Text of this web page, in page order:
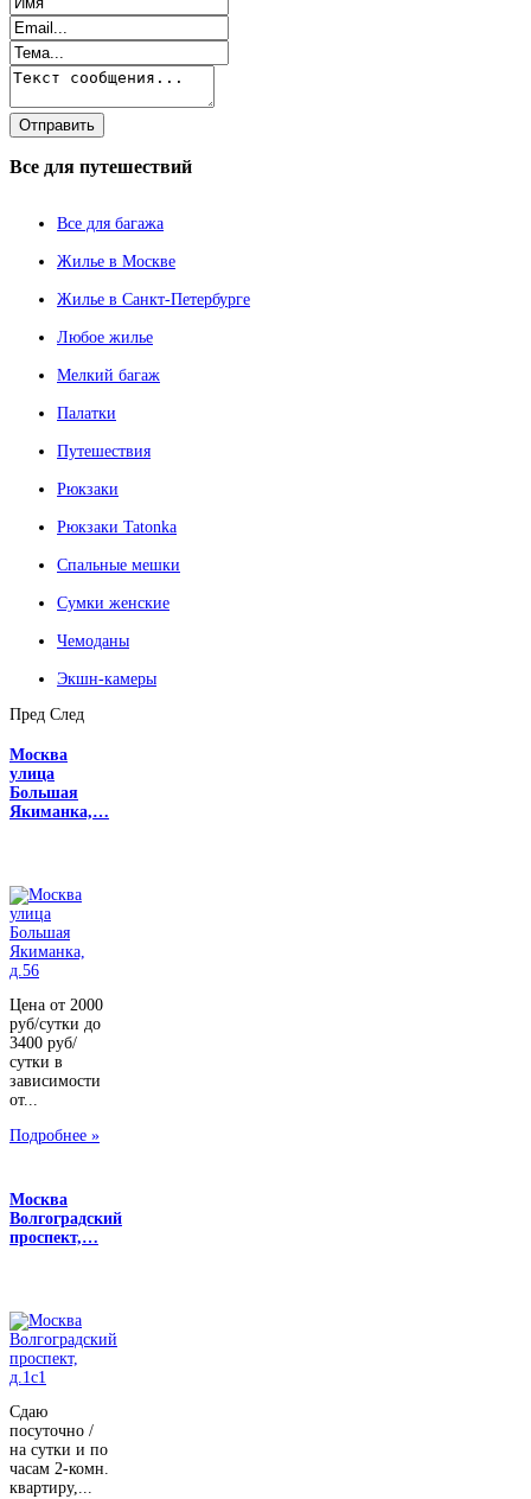
Все для путешествий
Все для багажа
Жилье в Москве
Жилье в Санкт-Петербурге
Любое жилье
Мелкий багаж
Палатки
Путешествия
Рюкзаки
Рюкзаки Tatonka
Спальные мешки
Сумки женские
Чемоданы
Экшн-камеры
Пред След
Москва
улица
Большая
Якиманка,…
Цена от 2000
руб/сутки до
3400 руб/
сутки в
зависимости
от...
Подробнее »
Москва
Волгоградский
проспект,…
Сдаю
посуточно /
на сутки и по
часам 2-комн.
квартиру,...